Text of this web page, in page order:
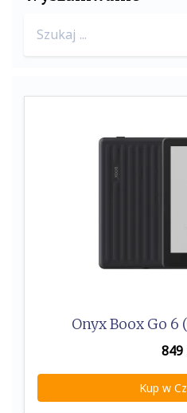
for:
Onyx Boox Go 6
849
Kup w